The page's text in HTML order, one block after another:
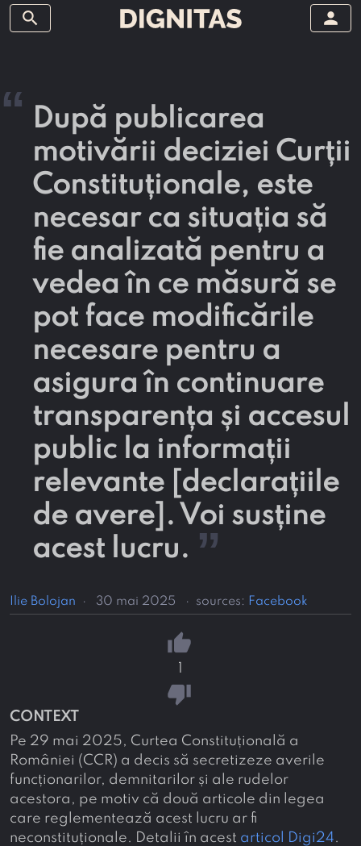
search person
“ După publicarea
motivării deciziei Curții
Constituționale, este
necesar ca situația să
fie analizată pentru a
vedea în ce măsură se
pot face modificările
necesare pentru a
asigura în continuare
transparența și accesul
public la informații
relevante [declarațiile
de avere]. Voi susține
acest lucru. ”
Ilie Bolojan · 30 mai 2025 · sources: Facebook
thumb_up
thumb_down
CONTEXT
Pe 29 mai 2025, Curtea Constituțională a
României (CCR) a decis să secretizeze averile
funcționarilor, demnitarilor și ale rudelor
acestora, pe motiv că două articole din legea
care reglementează acest lucru ar fi
neconstituționale. Detalii în acest articol Digi24.